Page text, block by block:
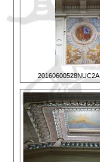
20160600528NUC2A